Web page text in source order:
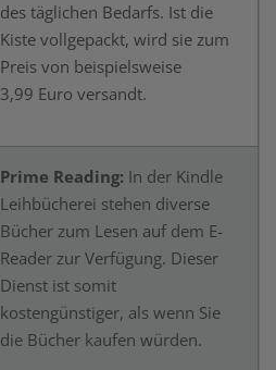
des täglichen Bedarfs. Ist die
Kiste vollgepackt, wird sie zum
Preis von beispielsweise
3,99 Euro versandt.
Prime Reading: In der Kindle
Leihbücherei stehen diverse
Bücher zum Lesen auf dem E-
Reader zur Verfügung. Dieser
Dienst ist somit
kostengünstiger, als wenn Sie
die Bücher kaufen würden.